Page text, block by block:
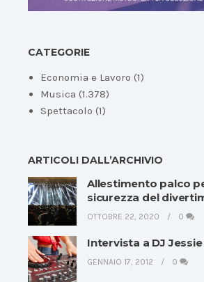
CATEGORIE
Economia e Lavoro (1)
Musica (1.378)
Spettacolo (1)
ARTICOLI DALL’ARCHIVIO
Allestimento palco
sicurezza del
OTTOBRE 22, 2020 0
Intervista a DJ
GENNAIO 17, 2012 0